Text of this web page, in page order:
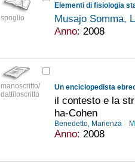
spoglio
Elementi di fisiologia
Musajo Somma,
Anno: 2008
manoscritto/
dattiloscritto
Un enciclopedista
il contesto e la
ha-Cohen
Benedetto, Marienza
Anno: 2008